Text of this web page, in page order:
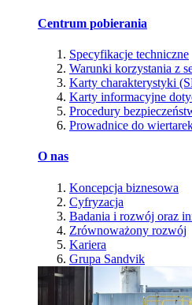
Centrum pobierania
Specyfikacje techniczne
Warunki korzystania z
Karty charakterystyki
Karty informacyjne
Procedury
Prowadnice do
O nas
Koncepcja biznesowa
Cyfryzacja
Badania i rozwój oraz
Zrównoważony rozwój
Kariera
Grupa Sandvik